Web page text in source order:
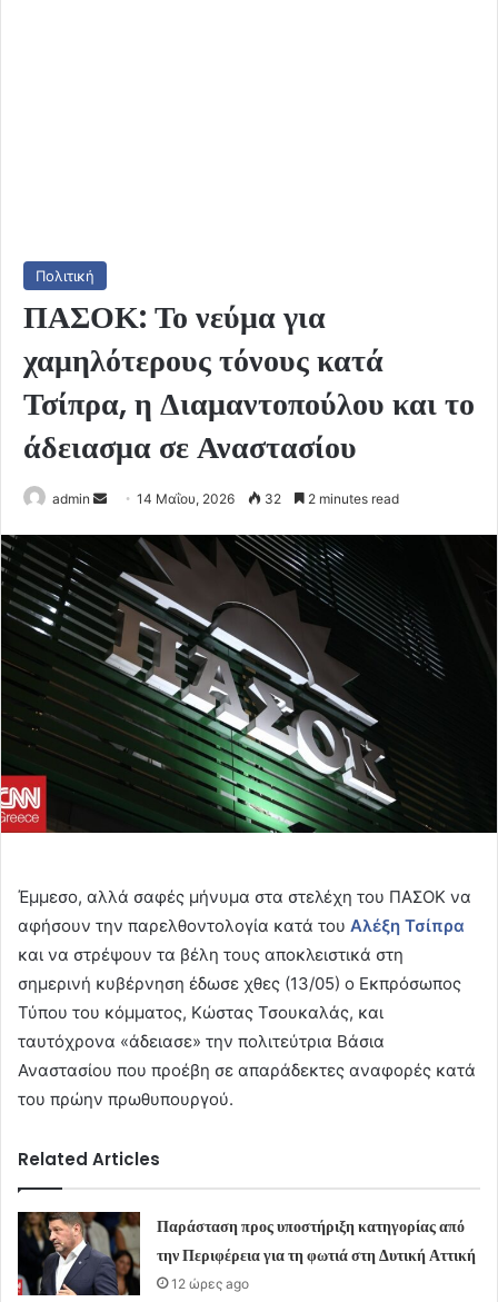
Πολιτική
ΠΑΣΟΚ: Το νεύμα για
χαμηλότερους τόνους κατά
Τσίπρα, η Διαμαντοπούλου και το
άδειασμα σε Αναστασίου
admin
Send14 Μαΐου, 2026 32 2 minutes read
Έμμεσο, αλλά σαφές μήνυμα στα στελέχη του ΠΑΣΟΚ να
αφήσουν την παρελθοντολογία κατά του Αλέξη Τσίπρα
και να στρέψουν τα βέλη τους αποκλειστικά στη
σημερινή κυβέρνηση έδωσε χθες (13/05) ο Εκπρόσωπος
Τύπου του κόμματος, Κώστας Τσουκαλάς, και
ταυτόχρονα «άδειασε» την πολιτεύτρια Βάσια
Αναστασίου που προέβη σε απαράδεκτες αναφορές κατά
του πρώην πρωθυπουργού.
Related Articles
Παράσταση προς υποστήριξη κατηγορίας από
την Περιφέρεια για τη φωτιά στη Δυτική Αττική
12 ώρες ago